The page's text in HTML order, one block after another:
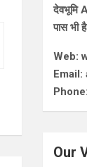
देवभूमि
पास भी
Web:
Email:
Our